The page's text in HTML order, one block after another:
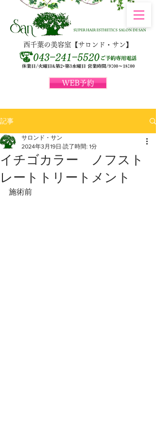
WEB予約
西千葉の美容室【サロンド・サン】
記事
イチゴカラー ノフスト
レートトリートメント
サロンド・サン
2024年3月19日 読了時間: 1分
施術前